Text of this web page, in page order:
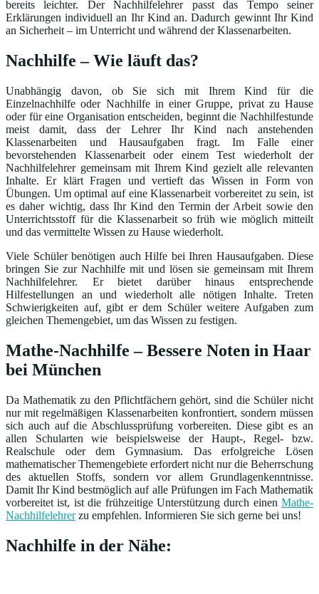
bereits leichter. Der Nachhilfelehrer passt das Tempo seiner
Erklärungen individuell an Ihr Kind an. Dadurch gewinnt Ihr Kind
an Sicherheit – im Unterricht und während der Klassenarbeiten.
Nachhilfe – Wie läuft das?
Unabhängig davon, ob Sie sich mit Ihrem Kind für die
Einzelnachhilfe oder Nachhilfe in einer Gruppe, privat zu Hause
oder für eine Organisation entscheiden, beginnt die Nachhilfestunde
meist damit, dass der Lehrer Ihr Kind nach anstehenden
Klassenarbeiten und Hausaufgaben fragt. Im Falle einer
bevorstehenden Klassenarbeit oder einem Test wiederholt der
Nachhilfelehrer gemeinsam mit Ihrem Kind gezielt alle relevanten
Inhalte. Er klärt Fragen und vertieft das Wissen in Form von
Übungen. Um optimal auf eine Klassenarbeit vorbereitet zu sein, ist
es daher wichtig, dass Ihr Kind den Termin der Arbeit sowie den
Unterrichtsstoff für die Klassenarbeit so früh wie möglich mitteilt
und das vermittelte Wissen zu Hause wiederholt.
Viele Schüler benötigen auch Hilfe bei Ihren Hausaufgaben. Diese
bringen Sie zur Nachhilfe mit und lösen sie gemeinsam mit Ihrem
Nachhilfelehrer. Er bietet darüber hinaus entsprechende
Hilfestellungen an und wiederholt alle nötigen Inhalte. Treten
Schwierigkeiten auf, gibt er dem Schüler weitere Aufgaben zum
gleichen Themengebiet, um das Wissen zu festigen.
Mathe-Nachhilfe – Bessere Noten in Haar
bei München
Da Mathematik zu den Pflichtfächern gehört, sind die Schüler nicht
nur mit regelmäßigen Klassenarbeiten konfrontiert, sondern müssen
sich auch auf die Abschlussprüfung vorbereiten. Diese gibt es an
allen Schularten wie beispielsweise der Haupt-, Regel- bzw.
Realschule oder dem Gymnasium. Das erfolgreiche Lösen
mathematischer Themengebiete erfordert nicht nur die Beherrschung
des aktuellen Stoffs, sondern vor allem Grundlagenkenntnisse.
Damit Ihr Kind bestmöglich auf alle Prüfungen im Fach Mathematik
vorbereitet ist, ist die frühzeitige Unterstützung durch einen Mathe-
Nachhilfelehrerzu empfehlen. Informieren Sie sich gerne bei uns!
Nachhilfe in der Nähe: